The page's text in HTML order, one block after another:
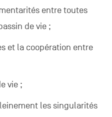
entre toutes
de vie ;
et la coopération entre
vie ;
les singularités